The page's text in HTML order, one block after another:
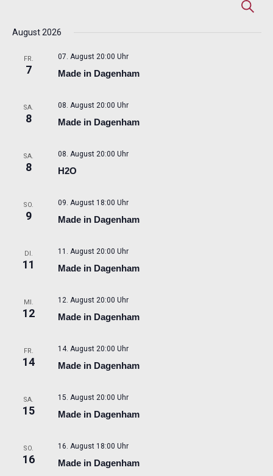
Suche
August 2026
FR.
7 Made in Dagenham
07. August 20:00 Uhr
SA.
8 Made in Dagenham
08. August 20:00 Uhr
SA.
8 H2O
08. August 20:00 Uhr
SO.
9 Made in Dagenham
09. August 18:00 Uhr
DI.
11 Made in Dagenham
11. August 20:00 Uhr
MI.
12 Made in Dagenham
12. August 20:00 Uhr
FR.
14 Made in Dagenham
14. August 20:00 Uhr
SA.
15 Made in Dagenham
15. August 20:00 Uhr
SO.
16 Made in Dagenham
16. August 18:00 Uhr